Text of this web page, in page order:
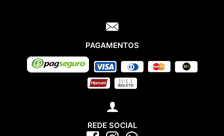
PAGAMENTOS
REDE SOCIAL